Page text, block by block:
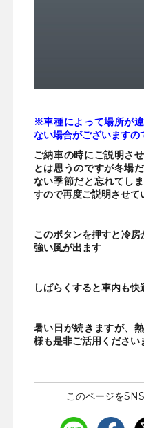
※車種によって場所が
ない場合がございますの
ご納車の時にご説明さ
とは思うのですが冬場
ない季節だと忘れてし
すので再度ご説明させて
このボタンを押すと冷
強い風が出ます
しばらくすると車内も快
暑い日が続きますが、
様も是非ご活用ください
このページを